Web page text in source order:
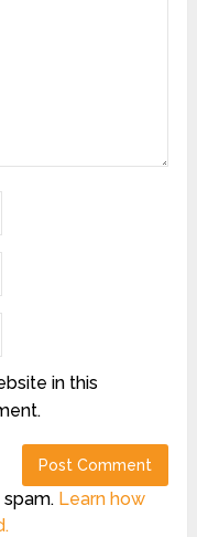
in this
Learn how